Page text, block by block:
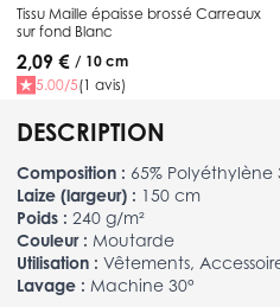
DESCRIPTION
Composition : 65% Polyéthylène
Laize (largeur) : 150 cm
Poids : 240 g/m²
Couleur : Moutarde
Utilisation : Vêtements,
Lavage : Machine 30°
Tissu Maille épaisse brossé Carreaux
sur fond Blanc
2,09 € / 10 cm
5.00/5(1 avis)